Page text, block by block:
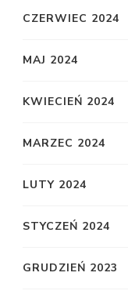
CZERWIEC 2024
MAJ 2024
KWIECIEŃ 2024
MARZEC 2024
LUTY 2024
STYCZEŃ 2024
GRUDZIEŃ 2023